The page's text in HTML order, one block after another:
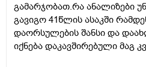
გამარჯობათ.რა ანალიზები
გავიგო 41წლის ასაკში
დაორსულების შანსი და
იქნება დაკავშირებული მაგ